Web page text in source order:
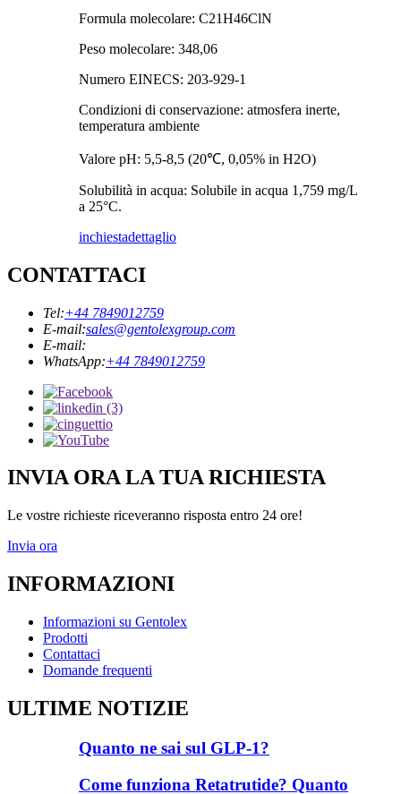
Formula molecolare: C21H46ClN
Peso molecolare: 348,06
Numero EINECS: 203-929-1
Condizioni di conservazione: atmosfera inerte,
temperatura ambiente
Valore pH: 5,5-8,5 (20℃, 0,05% in H2O)
Solubilità in acqua: Solubile in acqua 1,759 mg/L
a 25°C.
inchiestadettaglio
CONTATTACI
Tel:+44 7849012759
E-mail:sales@gentolexgroup.com
E-mail:
WhatsApp:+44 7849012759
INVIA ORA LA TUA RICHIESTA
Le vostre richieste riceveranno risposta entro 24 ore!
Invia ora
INFORMAZIONI
Informazioni su Gentolex
Prodotti
Contattaci
Domande frequenti
ULTIME NOTIZIE
Quanto ne sai sul GLP-1?
Come funziona Retatrutide? Quanto